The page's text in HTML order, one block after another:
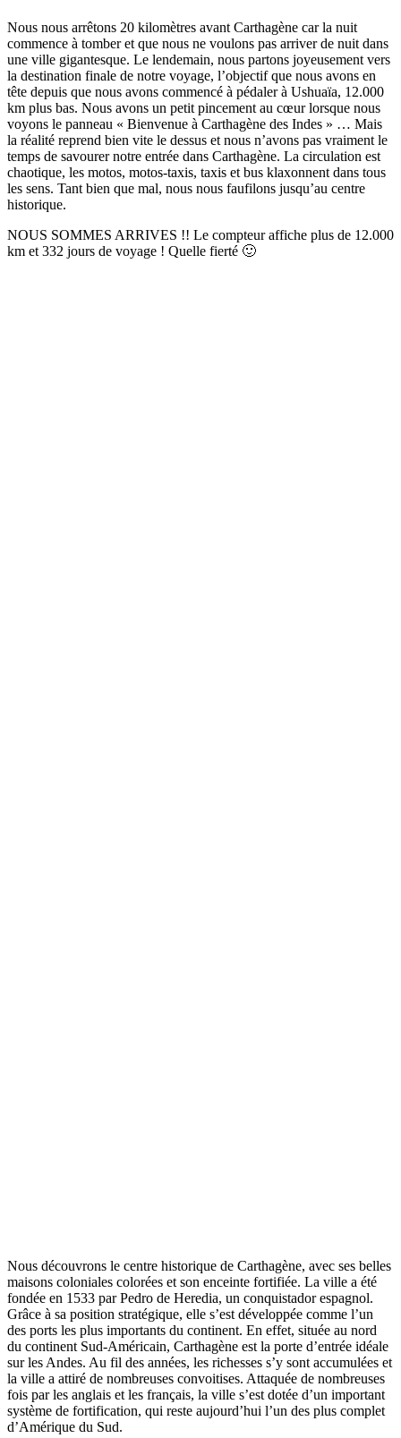
Nous nous arrêtons 20 kilomètres avant Carthagène car la nuit
commence à tomber et que nous ne voulons pas arriver de nuit dans
une ville gigantesque. Le lendemain, nous partons joyeusement vers
la destination finale de notre voyage, l’objectif que nous avons en
tête depuis que nous avons commencé à pédaler à Ushuaïa, 12.000
km plus bas. Nous avons un petit pincement au cœur lorsque nous
voyons le panneau « Bienvenue à Carthagène des Indes » … Mais
la réalité reprend bien vite le dessus et nous n’avons pas vraiment le
temps de savourer notre entrée dans Carthagène. La circulation est
chaotique, les motos, motos-taxis, taxis et bus klaxonnent dans tous
les sens. Tant bien que mal, nous nous faufilons jusqu’au centre
historique.
NOUS SOMMES ARRIVES !! Le compteur affiche plus de 12.000
km et 332 jours de voyage ! Quelle fierté 🙂
Nous découvrons le centre historique de Carthagène, avec ses belles
maisons coloniales colorées et son enceinte fortifiée. La ville a été
fondée en 1533 par Pedro de Heredia, un conquistador espagnol.
Grâce à sa position stratégique, elle s’est développée comme l’un
des ports les plus importants du continent. En effet, située au nord
du continent Sud-Américain, Carthagène est la porte d’entrée idéale
sur les Andes. Au fil des années, les richesses s’y sont accumulées et
la ville a attiré de nombreuses convoitises. Attaquée de nombreuses
fois par les anglais et les français, la ville s’est dotée d’un important
système de fortification, qui reste aujourd’hui l’un des plus complet
d’Amérique du Sud.